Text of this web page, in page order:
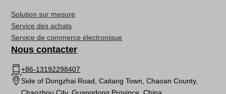
Solution sur mesure
Service des achats
Service de commerce électronique
Nous contacter
+86-13192298407
Side of Dongzhai Road, Caitang Town, Chaoan County,
Chaozhou City, Guangdong Province, China